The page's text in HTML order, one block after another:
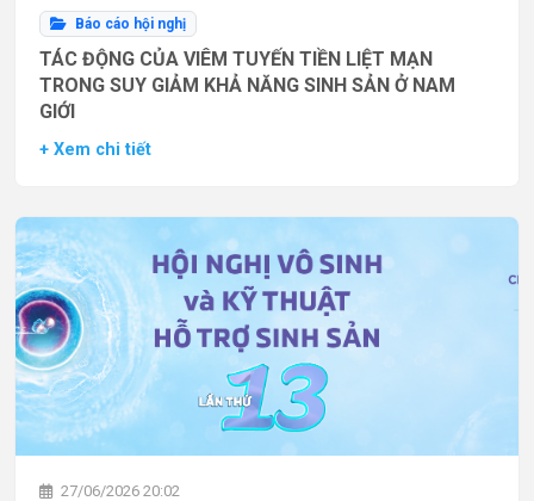
Báo cáo hội nghị
TÁC ĐỘNG CỦA VIÊM TUYẾN TIỀN LIỆT MẠN
TRONG SUY GIẢM KHẢ NĂNG SINH SẢN Ở NAM
GIỚI
+ Xem chi tiết
27/06/2026 20:02